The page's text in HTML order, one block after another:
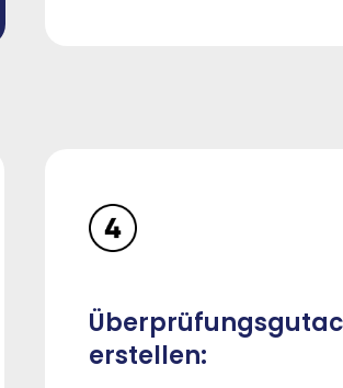
erstellen: